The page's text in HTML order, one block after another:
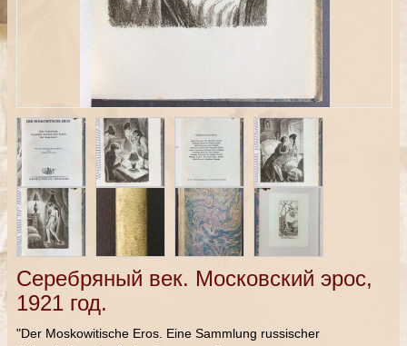
Серебряный век. Московский эрос,
1921 год.
"Der Moskowitische Eros. Eine Sammlung russischer